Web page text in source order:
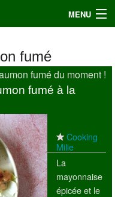
MENU
fumé
fumé du moment !
fumé à la
Cooking
Milie
La
mayonnaise
épicée et le